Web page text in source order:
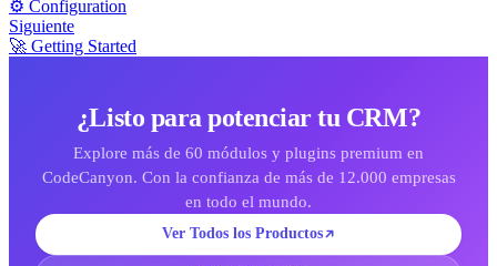
⚙️ Configuration
Siguiente
🚀 Getting Started
¿Listo para potenciar tu CRM?
Explore más de 60 módulos y plugins premium en
CodeCanyon. Con la confianza de más de 12.000 empresas
en todo el mundo.
Ver Todos los Productos